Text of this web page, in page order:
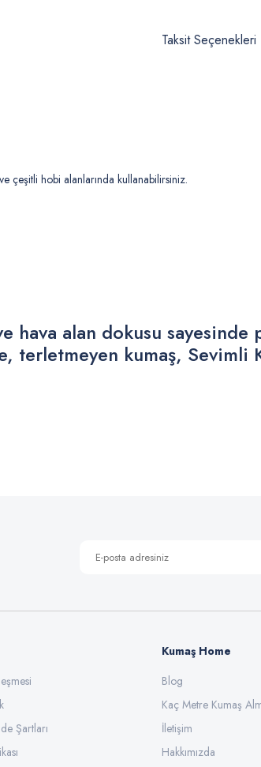
Taksit Seçenekleri
çeşitli hobi alanlarında kullanabilirsiniz.
hava alan dokusu
terletmeyen kumaş, Sevimli
Gönder
Şartları
Kumaş Home
Blog
Kaç Metre Kumaş
İletişim
Hakkımızda